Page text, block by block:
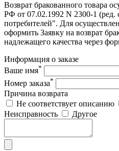
Возврат бракованного товара
РФ от 07.02.1992 N 2300-1 (ред.
потребителей". Для
оформить Заявку на возврат
надлежащего качества через
Информация о заказе
Ваше имя*
Номер заказа*
Причина возврата
Не соответствует описанию
Неисправность
Другое